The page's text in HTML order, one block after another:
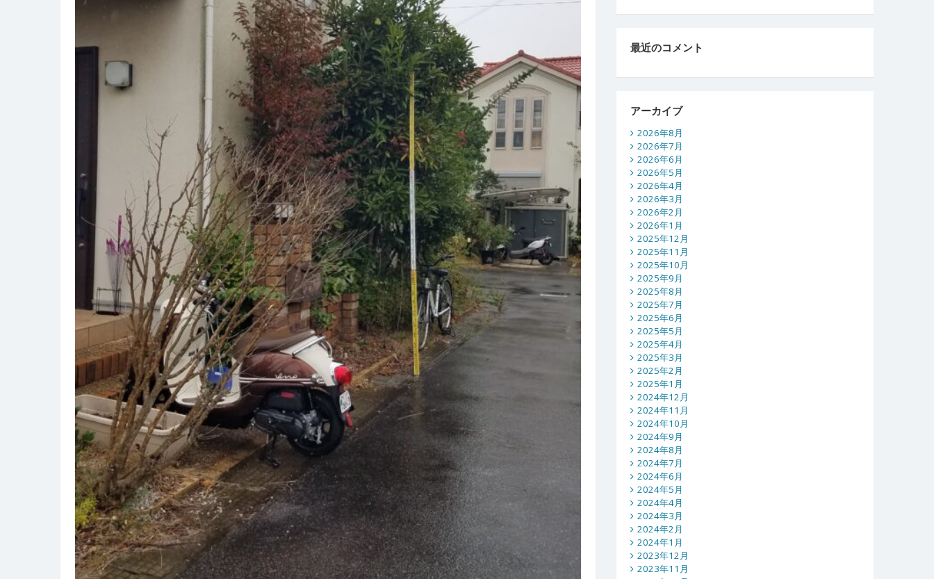
最近のコメント
アーカイブ
2026年8月
2026年7月
2026年6月
2026年5月
2026年4月
2026年3月
2026年2月
2026年1月
2025年12月
2025年11月
2025年10月
2025年9月
2025年8月
2025年7月
2025年6月
2025年5月
2025年4月
2025年3月
2025年2月
2025年1月
2024年12月
2024年11月
2024年10月
2024年9月
2024年8月
2024年7月
2024年6月
2024年5月
2024年4月
2024年3月
2024年2月
2024年1月
2023年12月
2023年11月